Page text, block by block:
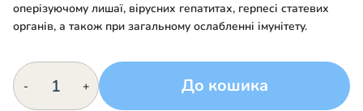
оперізуючому лишаї, вірусних гепатитах, герпесі статевих
органів, а також при загальному ослабленні імунітету.
-
ВІРУСАН
кількість
+ До кошика